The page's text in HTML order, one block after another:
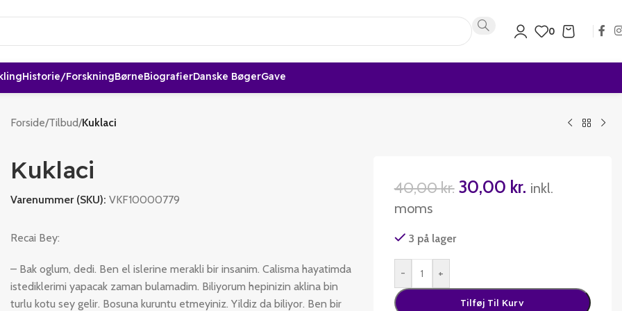
0
Historie/forskningBørneBiografierDanske BøgerGave
Forside/Tilbud/Kuklaci
Kuklaci
Varenummer (SKU): VKF10000779
Recai Bey:
– Bak oglum, dedi. Ben el islerine merakli bir insanim. Calisma hayatimda
istediklerimi yapacak zaman bulamadim. Biliyorum hepinizin aklina bin
turlu kotu sey gelir. Bosuna kuruntu etmeyiniz. Yildiz da biliyor. Ben bir
40,00kr. 30,00 kr. inkl.
moms
3 på lager
- +
Tilføj Til Kurv